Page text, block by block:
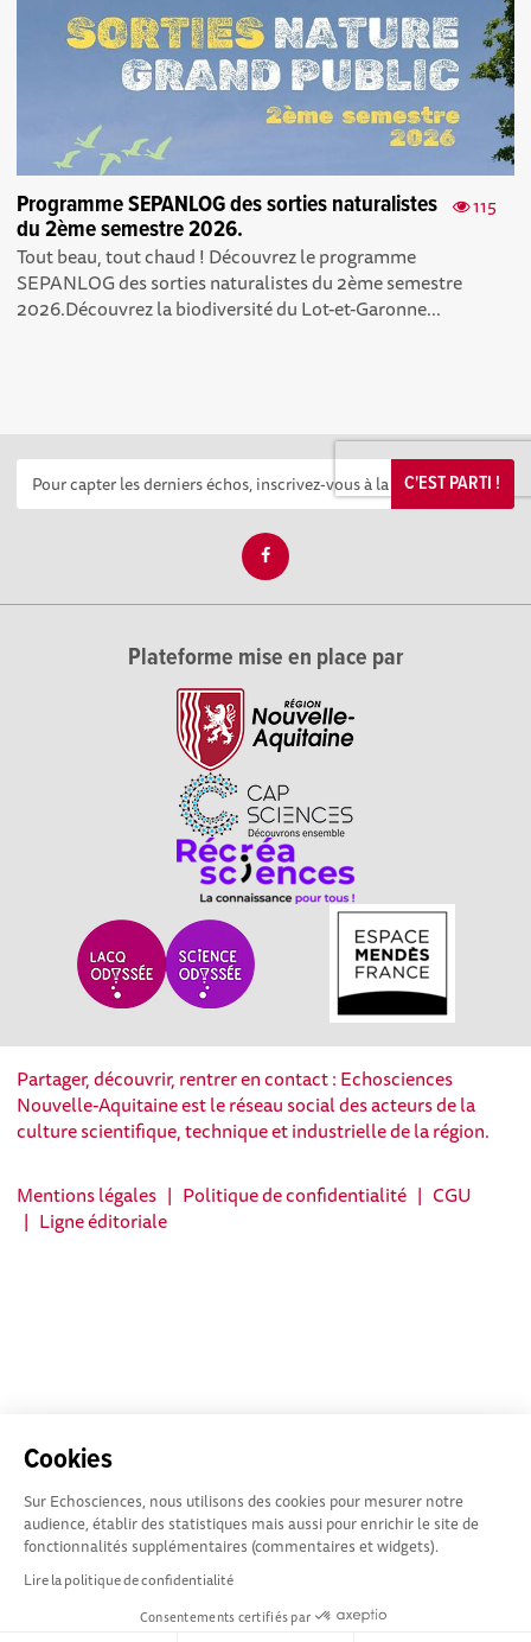
Cookies
Sur Echosciences, nous utilisons des cookies pour mesurer notre
audience, établir des statistiques mais aussi pour enrichir le site de
fonctionnalités supplémentaires (commentaires et widgets).
Lire la politique de confidentialité
Consentements certifiés par
115
Programme SEPANLOG des sorties naturalistes
du 2ème semestre 2026.
Tout beau, tout chaud ! Découvrez le programme
SEPANLOG des sorties naturalistes du 2ème semestre
2026.Découvrez la biodiversité du Lot-et-Garonne...
C'EST PARTI !
Plateforme mise en place par
Partager, découvrir, rentrer en contact : Echosciences
Nouvelle-Aquitaine est le réseau social des acteurs de la
culture scientifique, technique et industrielle de la région.
Mentions légales | Politique de confidentialité | CGU
| Ligne éditoriale